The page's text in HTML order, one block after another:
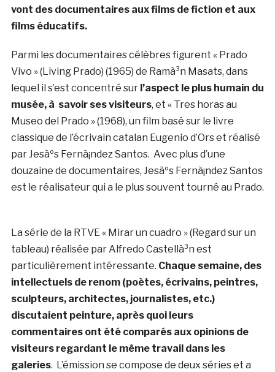
vont des documentaires aux films de fiction et aux
films éducatifs.
Parmi les documentaires célèbres figurent « Prado
Vivo » (Living Prado) (1965) de Ramà³n Masats, dans
lequel il s’est concentré sur l’aspect le plus humain du
musée, à savoir ses visiteurs, et « Tres horas au
Museo del Prado » (1968), un film basé sur le livre
classique de l’écrivain catalan Eugenio d’Ors et réalisé
par Jesàºs Fernà¡ndez Santos. Avec plus d’une
douzaine de documentaires, Jesàºs Fernà¡ndez Santos
est le réalisateur qui a le plus souvent tourné au Prado.
La série de la RTVE « Mirar un cuadro » (Regard sur un
tableau) réalisée par Alfredo Castellà³n est
particulièrement intéressante. Chaque semaine, des
intellectuels de renom (poètes, écrivains, peintres,
sculpteurs, architectes, journalistes, etc.)
discutaient peinture, après quoi leurs
commentaires ont été comparés aux opinions de
visiteurs regardant le même travail dans les
galeries. L’émission se compose de deux séries et a